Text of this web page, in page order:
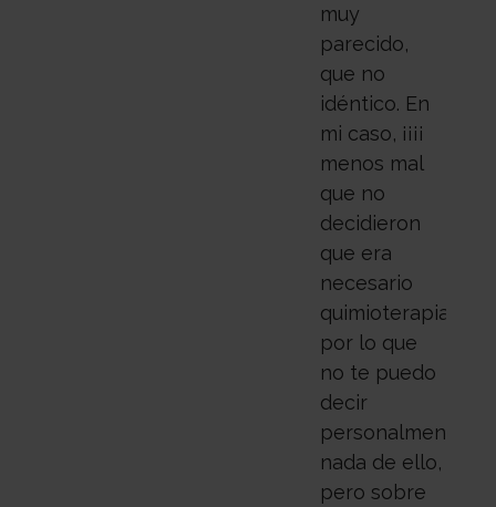
muy
parecido,
que no
idéntico. En
mi caso, ¡¡¡¡
menos mal
que no
decidieron
que era
necesario
quimioterapia,
por lo que
no te puedo
decir
personalmente
nada de ello,
pero sobre